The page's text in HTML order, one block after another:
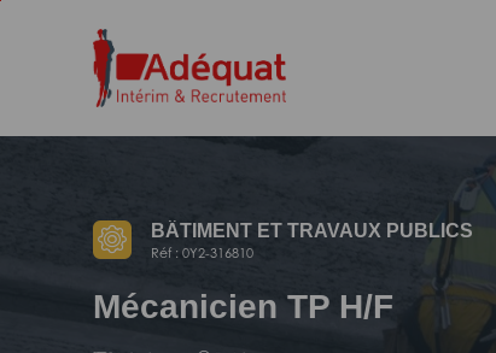
navigation
BÂTIMENT ET TRAVAUX PUBLICS
Réf : 0Y2-316810
Mécanicien TP H/F